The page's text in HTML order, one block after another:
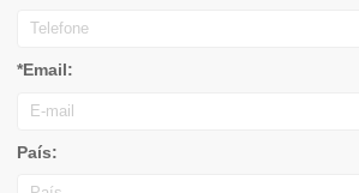
*Email:
País: